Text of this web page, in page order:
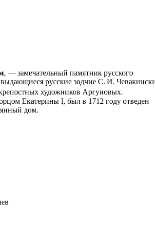
, — замечательный памятник русского
русские зодчие С. И.
художников Аргуновых.
Екатерины I, был в 1712 году отведен
дом.